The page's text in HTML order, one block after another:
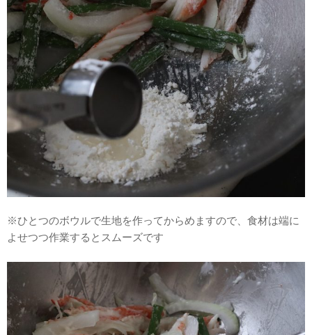
※ひとつのボウルで生地を作ってからめますので、食材は端に
よせつつ作業するとスムーズです